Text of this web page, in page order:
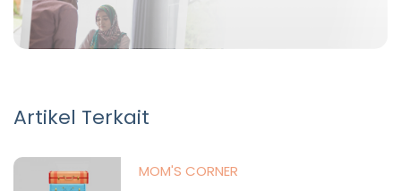
Artikel Terkait
MOM'S CORNER